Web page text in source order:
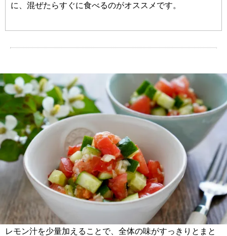
に、混ぜたらすぐに食べるのがオススメです。
レモン汁を少量加えることで、全体の味がすっきりとまと